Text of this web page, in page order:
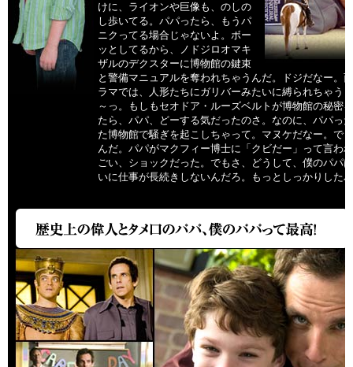
けに、ライオンや巨像も、のしの
し歩いてる。パパったら、もうパ
ニクってる場合じゃないよ。ボー
ッとしてるから、ノドジロオマキ
ザルのデクスターに博物館の鍵束
と警備マニュアルを奪われちゃうんだ。ドジだなー。
ラマでは、人形たちにガリバーみたいに縛られちゃう
～っ。もしもセオドア・ルーズベルトが博物館の秘密
たら、パパ、どーする気だったのさ。なのに、パパっ
た博物館で騒ぎを起こしちゃって。マヌケだなー。で
んだ。パパがマクフィー博士に「クビだー」って言わ
ごい、ショックだった。でもさ、どうして、僕のパパ
いに仕事が長続きしないんだろ。もっとしっかりした